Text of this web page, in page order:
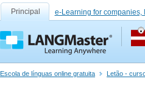
Principal e-Learning for
Escola de línguas online gratuita Letão -